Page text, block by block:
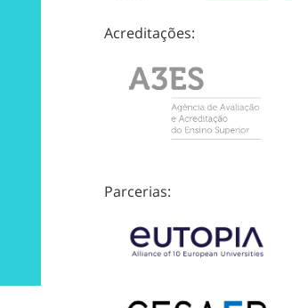
Acreditações:
Parcerias: